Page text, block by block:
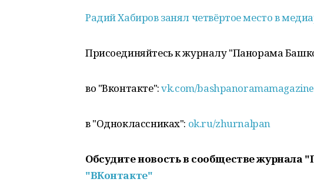
Радий Хабиров занял четвёртое место в
Присоединяйтесь к журналу "Панорама
во "Вконтакте":vk.com/bashpanoramamagazine
в "Одноклассниках": ok.ru/zhurnalpan
Обсудите новость в сообществе журнала
"ВКонтакте"